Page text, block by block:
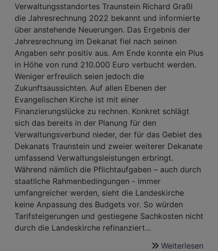
Verwaltungsstandortes Traunstein Richard Graßl
die Jahresrechnung 2022 bekannt und informierte
über anstehende Neuerungen. Das Ergebnis der
Jahresrechnung im Dekanat fiel nach seinen
Angaben sehr positiv aus. Am Ende konnte ein Plus
in Höhe von rund 210.000 Euro verbucht werden.
Weniger erfreulich seien jedoch die
Zukunftsaussichten. Auf allen Ebenen der
Evangelischen Kirche ist mit einer
Finanzierungslücke zu rechnen. Konkret schlägt
sich das bereits in der Planung für den
Verwaltungsverbund nieder, der für das Gebiet des
Dekanats Traunstein und zweier weiterer Dekanate
umfassend Verwaltungsleistungen erbringt.
Während nämlich die Pflichtaufgaben – auch durch
staatliche Rahmenbedingungen - immer
umfangreicher werden, sieht die Landeskirche
keine Anpassung des Budgets vor. So würden
Tarifsteigerungen und gestiegene Sachkosten nicht
durch die Landeskirche refinanziert...
Weiterlesen